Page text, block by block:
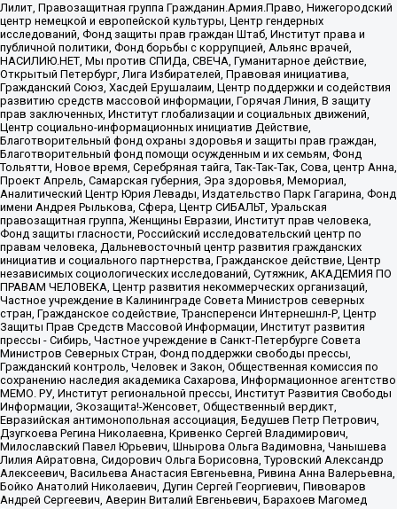
Лилит, Правозащитная группа Гражданин.Армия.Право, Нижегородский
центр немецкой и европейской культуры, Центр гендерных
исследований, Фонд защиты прав граждан Штаб, Институт права и
публичной политики, Фонд борьбы с коррупцией, Альянс врачей,
НАСИЛИЮ.НЕТ, Мы против СПИДа, СВЕЧА, Гуманитарное действие,
Открытый Петербург, Лига Избирателей, Правовая инициатива,
Гражданский Союз, Хасдей Ерушалаим, Центр поддержки и содействия
развитию средств массовой информации, Горячая Линия, В защиту
прав заключенных, Институт глобализации и социальных движений,
Центр социально-информационных инициатив Действие,
Благотворительный фонд охраны здоровья и защиты прав граждан,
Благотворительный фонд помощи осужденным и их семьям, Фонд
Тольятти, Новое время, Серебряная тайга, Так-Так-Так, Сова, центр Анна,
Проект Апрель, Самарская губерния, Эра здоровья, Мемориал,
Аналитический Центр Юрия Левады, Издательство Парк Гагарина, Фонд
имени Андрея Рылькова, Сфера, Центр СИБАЛЬТ, Уральская
правозащитная группа, Женщины Евразии, Институт прав человека,
Фонд защиты гласности, Российский исследовательский центр по
правам человека, Дальневосточный центр развития гражданских
инициатив и социального партнерства, Гражданское действие, Центр
независимых социологических исследований, Сутяжник, АКАДЕМИЯ ПО
ПРАВАМ ЧЕЛОВЕКА, Центр развития некоммерческих организаций,
Частное учреждение в Калининграде Совета Министров северных
стран, Гражданское содействие, Трансперенси Интернешнл-Р, Центр
Защиты Прав Средств Массовой Информации, Институт развития
прессы - Сибирь, Частное учреждение в Санкт-Петербурге Совета
Министров Северных Стран, Фонд поддержки свободы прессы,
Гражданский контроль, Человек и Закон, Общественная комиссия по
сохранению наследия академика Сахарова, Информационное агентство
МЕМО. РУ, Институт региональной прессы, Институт Развития Свободы
Информации, Экозащита!-Женсовет, Общественный вердикт,
Евразийская антимонопольная ассоциация, Бедушев Петр Петрович,
Дзугкоева Регина Николаевна, Кривенко Сергей Владимирович,
Милославский Павел Юрьевич, Шнырова Ольга Вадимовна, Чанышева
Лилия Айратовна, Сидорович Ольга Борисовна, Туровский Александр
Алексеевич, Васильева Анастасия Евгеньевна, Ривина Анна Валерьевна,
Бойко Анатолий Николаевич, Дугин Сергей Георгиевич, Пивоваров
Андрей Сергеевич, Аверин Виталий Евгеньевич, Барахоев Магомед